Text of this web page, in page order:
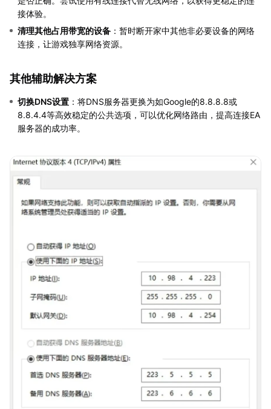
接体验。
清理其他占用带宽的设备 ：暂时断开家中其他非必要设备的网络
连接，让游戏独享网络资源。
其他辅助解决方案
切换DNS设置 ：将DNS服务器更换为如Google的8.8.8.8或
8.8.4.4等高效稳定的公共选项，可以优化网络路由，提高连接EA
服务器的成功率。